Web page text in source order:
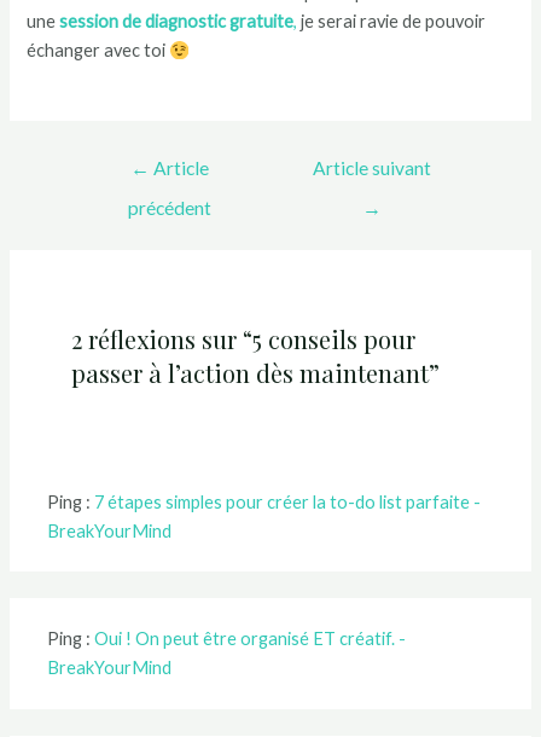
une session de diagnostic gratuite, je serai ravie de pouvoir
échanger avec toi
← Article
précédent
Article suivant
→
2 réflexions sur “5 conseils pour
passer à l’action dès maintenant”
Ping : 7 étapes simples pour créer la to-do list parfaite -
BreakYourMind
Ping :Oui ! On peut être organisé ET créatif. -
BreakYourMind